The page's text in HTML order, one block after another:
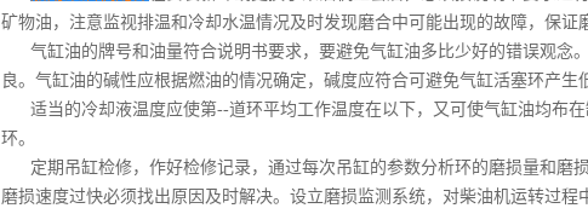
矿物油，注意监视排温和冷却水温情况及时发现磨合中可能出现的故障，保证
气缸油的牌号和油量符合说明书要求，要避免气缸油多比少好的错误观
良。气缸油的碱性应根据燃油的情况确定，碱度应符合可避免气缸活塞环产生
适当的冷却液温度应使第--道环平均工作温度在以下，又可使气缸油均布
环。
定期吊缸检修，作好检修记录，通过每次吊缸的参数分析环的磨损量和磨
磨损速度过快必须找出原因及时解决。设立磨损监测系统，对柴油机运转过